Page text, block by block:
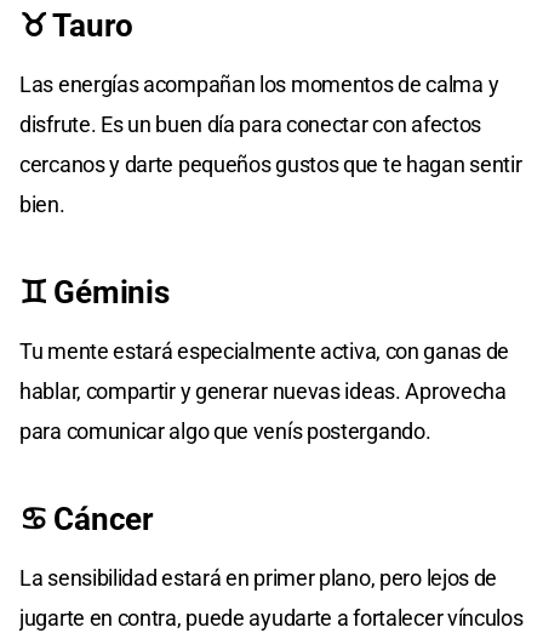
♉ Tauro
Las energías acompañan los momentos de calma y
disfrute. Es un buen día para conectar con afectos
cercanos y darte pequeños gustos que te hagan sentir
bien.
♊ Géminis
Tu mente estará especialmente activa, con ganas de
hablar, compartir y generar nuevas ideas. Aprovecha
para comunicar algo que venís postergando.
♋ Cáncer
La sensibilidad estará en primer plano, pero lejos de
jugarte en contra, puede ayudarte a fortalecer vínculos